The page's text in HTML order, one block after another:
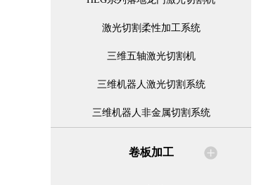
激光切割柔性加工系统
三维五轴激光切割机
三维机器人激光切割系统
三维机器人非金属切割系统
卷板加工